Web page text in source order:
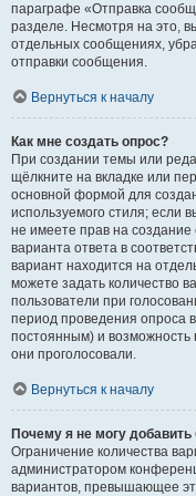
параграфе «Отправка
разделе. Несмотря на это,
отдельных сообщениях,
отправки сообщения.
Вернуться к началу
Как мне создать опрос?
При создании темы или
щёлкните на вкладке или
основной формой для
используемого стиля; если
не имеете прав на создание
варианта ответа в
вариант находится на
можете задать количество
пользователи при
период проведения опроса
постоянным) и возможность
они проголосовали.
Вернуться к началу
Почему я не могу
Ограничение количества
администратором
вариантов, превышающее